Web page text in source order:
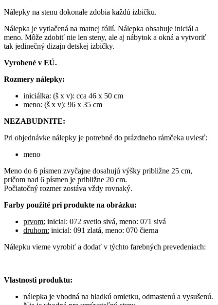
Nálepky na stenu dokonale zdobia každú izbičku.
Nálepka je vytlačená na matnej fólií. Nálepka obsahuje iniciál a
meno. Môže zdobiť nie len steny, ale aj nábytok a okná a vytvoriť
tak jedinečný dizajn detskej izbičky.
Vyrobené v EÚ.
Rozmery nálepky:
iniciálka: (š x v): cca 46 x 50 cm
meno: (š x v): 96 x 35 cm
NEZABUDNITE:
Pri objednávke nálepky je potrebné do prázdneho rámčeka uviesť:
meno
Meno do 6 písmen zvyčajne dosahujú výšky približne 25 cm,
pričom nad 6 písmen je približne 20 cm.
Počiatočný rozmer zostáva vždy rovnaký.
Farby použité pri produkte na obrázku:
prvom: inicial: 072 svetlo sivá, meno: 071 sivá
druhom: inicial: 091 zlatá, meno: 070 čierna
Nálepku vieme vyrobiť a dodať v týchto farebných prevedeniach:
Vlastnosti produktu:
nálepka je vhodná na hladkú omietku, odmastenú a vysušenú.